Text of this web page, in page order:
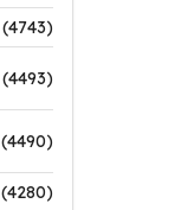
(4743)
(4493)
(4490)
(4280)